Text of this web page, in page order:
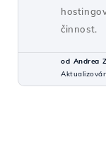
činnost.
od Andrea